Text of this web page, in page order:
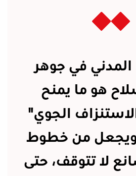
المدني في جوهر
هو ما يمنح
الجوي"
ويجعل من خطوط
لا تتوقف، حتى